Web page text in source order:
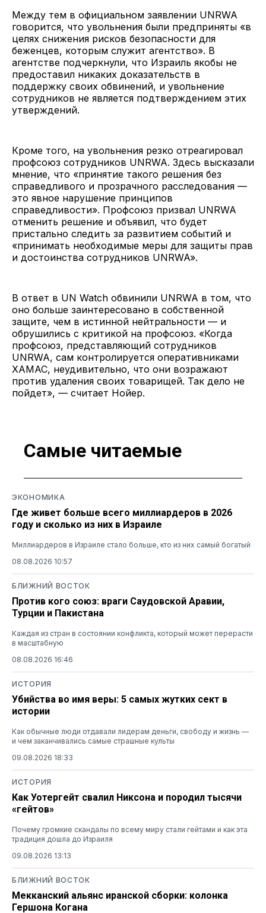
Между тем в официальном заявлении UNRWA
говорится, что увольнения были предприняты «в
целях снижения рисков безопасности для
беженцев, которым служит агентство». В
агентстве подчеркнули, что Израиль якобы не
предоставил никаких доказательств в
поддержку своих обвинений, и увольнение
сотрудников не является подтверждением этих
утверждений.
Кроме того, на увольнения резко отреагировал
профсоюз сотрудников UNRWA. Здесь высказали
мнение, что «принятие такого решения без
справедливого и прозрачного расследования —
это явное нарушение принципов
справедливости». Профсоюз призвал UNRWA
отменить решение и объявил, что будет
пристально следить за развитием событий и
«принимать необходимые меры для защиты прав
и достоинства сотрудников UNRWA».
В ответ в UN Watch обвинили UNRWA в том, что
оно больше заинтересовано в собственной
защите, чем в истинной нейтральности — и
обрушились с критикой на профсоюз. «Когда
профсоюз, представляющий сотрудников
UNRWA, сам контролируется оперативниками
ХАМАС, неудивительно, что они возражают
против удаления своих товарищей. Так дело не
пойдет», — считает Нойер.
Самые читаемые
ЭКОНОМИКА
Где живет больше всего миллиардеров в 2026
году и сколько из них в Израиле
Миллиардеров в Израиле стало больше, кто из них самый богатый
08.08.2026 10:57
БЛИЖНИЙ ВОСТОК
Против кого союз: враги Саудовской Аравии,
Турции и Пакистана
Каждая из стран в состоянии конфликта, который может перерасти
в масштабную
08.08.2026 16:46
ИСТОРИЯ
Убийства во имя веры: 5 самых жутких сект в
истории
Как обычные люди отдавали лидерам деньги, свободу и жизнь —
и чем заканчивались самые страшные культы
09.08.2026 18:33
ИСТОРИЯ
Как Уотергейт свалил Никсона и породил тысячи
«гейтов»
Почему громкие скандалы по всему миру стали гейтами и как эта
традиция дошла до Израиля
09.08.2026 13:13
БЛИЖНИЙ ВОСТОК
Мекканский альянс иранской сборки: колонка
Гершона Когана